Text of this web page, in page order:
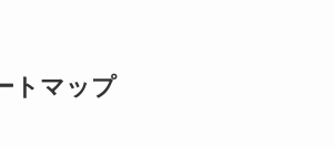
トマップ